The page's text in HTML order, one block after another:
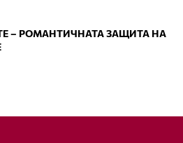
– РОМАНТИЧНАТА ЗАЩИТА НА